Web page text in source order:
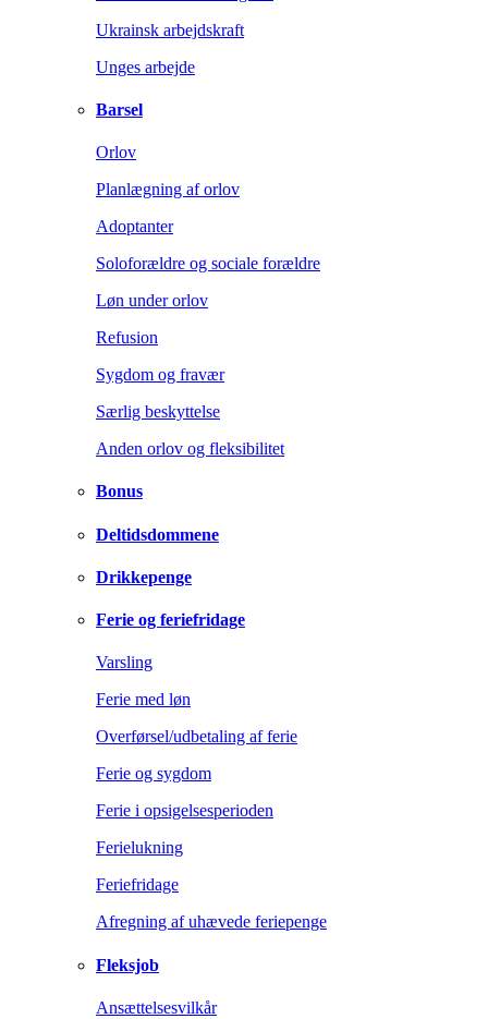
Ukrainsk arbejdskraft
Unges arbejde
Barsel
Orlov
Planlægning af orlov
Adoptanter
Soloforældre og sociale forældre
Løn under orlov
Refusion
Sygdom og fravær
Særlig beskyttelse
Anden orlov og fleksibilitet
Bonus
Deltidsdommene
Drikkepenge
Ferie og feriefridage
Varsling
Ferie med løn
Overførsel/udbetaling af ferie
Ferie og sygdom
Ferie i opsigelsesperioden
Ferielukning
Feriefridage
Afregning af uhævede feriepenge
Fleksjob
Ansættelsesvilkår